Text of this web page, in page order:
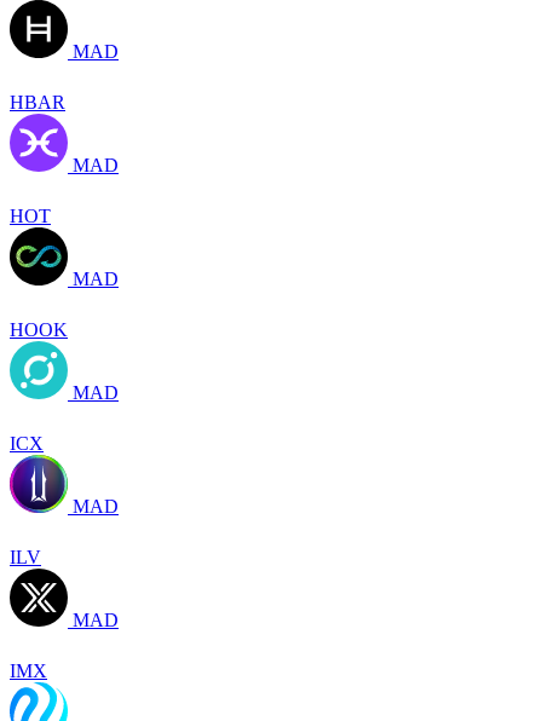
MAD
HBAR
MAD
HOT
MAD
HOOK
MAD
ICX
MAD
ILV
MAD
IMX